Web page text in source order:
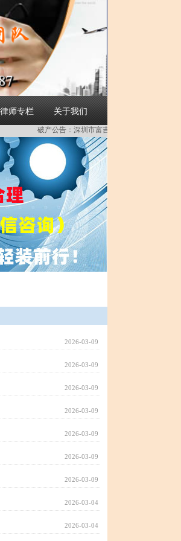
破产公告： 深圳市富吉源科技有限公司破产
律师专栏 关于我们
2026-03-09
2026-03-09
2026-03-09
2026-03-09
2026-03-09
2026-03-09
2026-03-09
2026-03-04
2026-03-04